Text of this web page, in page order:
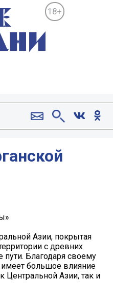
18+
Азии, покрытая
с древних
Благодаря своему
большое влияние
Центральной Азии, так и